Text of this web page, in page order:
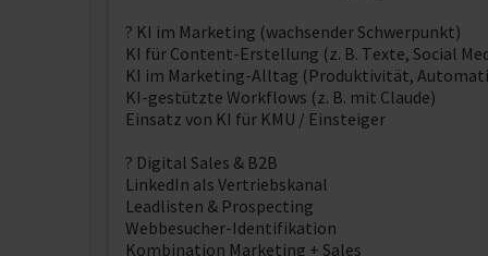
? KI im Marketing (wachsender Schwerpunkt)
KI für Content-Erstellung (z. B. Texte, Social
KI im Marketing-Alltag (Produktivität,
KI-gestützte Workflows (z. B. mit Claude)
Einsatz von KI für KMU / Einsteiger
? Digital Sales & B2B
LinkedIn als Vertriebskanal
Leadlisten & Prospecting
Webbesucher-Identifikation
Kombination Marketing + Sales